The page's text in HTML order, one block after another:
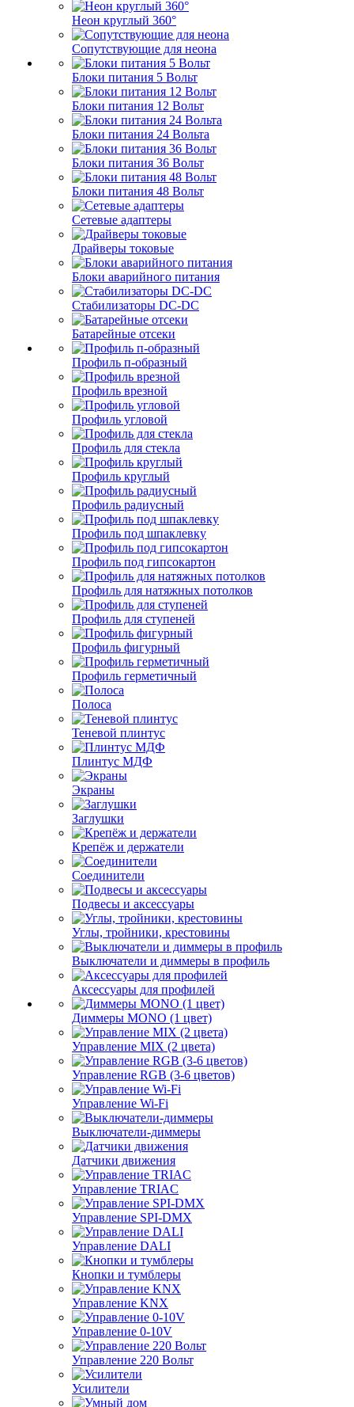
Неон круглый 360°
Сопутствующие для неона
Блоки питания 5 Вольт
Блоки питания 12 Вольт
Блоки питания 24 Вольта
Блоки питания 36 Вольт
Блоки питания 48 Вольт
Сетевые адаптеры
Драйверы токовые
Блоки аварийного питания
Стабилизаторы DC-DC
Батарейные отсеки
Профиль п-образный
Профиль врезной
Профиль угловой
Профиль для стекла
Профиль круглый
Профиль радиусный
Профиль под шпаклевку
Профиль под гипсокартон
Профиль для натяжных потолков
Профиль для ступеней
Профиль фигурный
Профиль герметичный
Полоса
Теневой плинтус
Плинтус МДФ
Экраны
Заглушки
Крепёж и держатели
Соединители
Подвесы и аксессуары
Углы, тройники, крестовины
Выключатели и диммеры в профиль
Аксессуары для профилей
Диммеры MONO (1 цвет)
Управление MIX (2 цвета)
Управление RGB (3-6 цветов)
Управление Wi-Fi
Выключатели-диммеры
Датчики движения
Управление TRIAC
Управление SPI-DMX
Управление DALI
Кнопки и тумблеры
Управление KNX
Управление 0-10V
Управление 220 Вольт
Усилители